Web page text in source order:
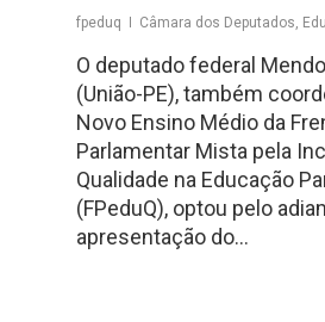
fpeduq Câmara dos Deputados
O deputado federal
(União-PE), também
Novo Ensino Médio da
Parlamentar Mista pela
Qualidade na Educação
(FPeduQ), optou pelo
apresentação do…